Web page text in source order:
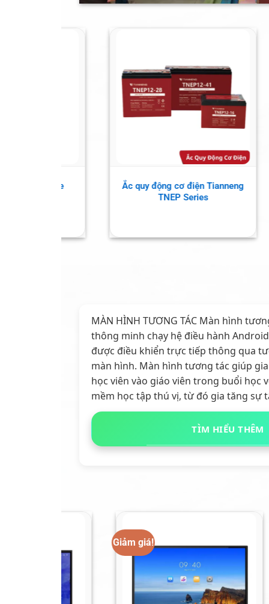
Tủ Sạc Thông Minh Vision
EN60 – Quản Lý Và Sạc Tập
Tủ Sạc Di
MÀN HÌNH TƯƠNG TÁC Màn hình
thông minh chạy hệ điều hành
được điều khiển trực tiếp thông qua
màn hình. Màn hình tương tác giúp
học viên vào giáo viên trong buổi học
mềm học tập thú vị, từ đó gia tăng sự
TÌM HIỂU THÊM
Giảm giá!